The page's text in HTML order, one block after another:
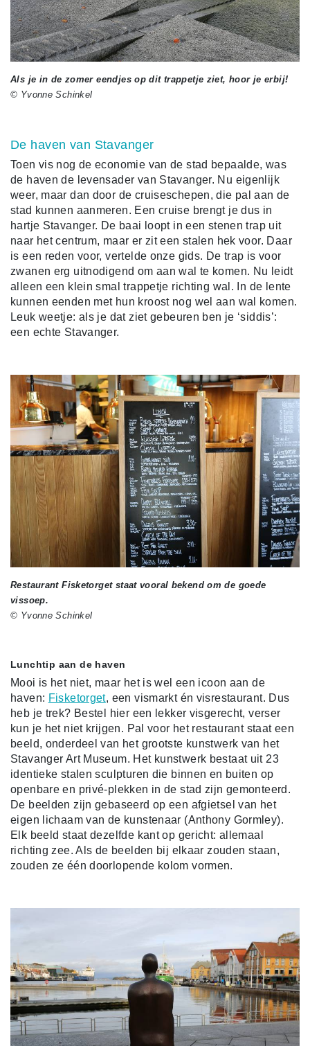
Als je in de zomer eendjes op dit trappetje ziet, hoor je erbij!
© Yvonne Schinkel
De haven van Stavanger
Toen vis nog de economie van de stad bepaalde, was
de haven de levensader van Stavanger. Nu eigenlijk
weer, maar dan door de cruiseschepen, die pal aan de
stad kunnen aanmeren. Een cruise brengt je dus in
hartje Stavanger. De baai loopt in een stenen trap uit
naar het centrum, maar er zit een stalen hek voor. Daar
is een reden voor, vertelde onze gids. De trap is voor
zwanen erg uitnodigend om aan wal te komen. Nu leidt
alleen een klein smal trappetje richting wal. In de lente
kunnen eenden met hun kroost nog wel aan wal komen.
Leuk weetje: als je dat ziet gebeuren ben je ‘siddis’:
een echte Stavanger.
Restaurant Fisketorget staat vooral bekend om de goede
vissoep.
© Yvonne Schinkel
Lunchtip aan de haven
Mooi is het niet, maar het is wel een icoon aan de
haven: Fisketorget, een vismarkt én visrestaurant. Dus
heb je trek? Bestel hier een lekker visgerecht, verser
kun je het niet krijgen. Pal voor het restaurant staat een
beeld, onderdeel van het grootste kunstwerk van het
Stavanger Art Museum. Het kunstwerk bestaat uit 23
identieke stalen sculpturen die binnen en buiten op
openbare en privé-plekken in de stad zijn gemonteerd.
De beelden zijn gebaseerd op een afgietsel van het
eigen lichaam van de kunstenaar (Anthony Gormley).
Elk beeld staat dezelfde kant op gericht: allemaal
richting zee. Als de beelden bij elkaar zouden staan,
zouden ze één doorlopende kolom vormen.